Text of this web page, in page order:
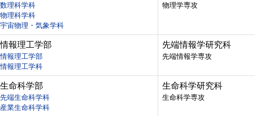
数理科学科
物理科学科
宇宙物理・気象学科
物理学専攻
情報理工学部
情報理工学部
情報理工学科
先端情報学研究科
先端情報学専攻
生命科学部
先端生命科学科
産業生命科学科
生命科学研究科
生命科学専攻